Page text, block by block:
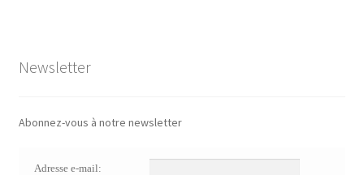
Newsletter
Abonnez-vous à notre newsletter
Adresse e-mail: